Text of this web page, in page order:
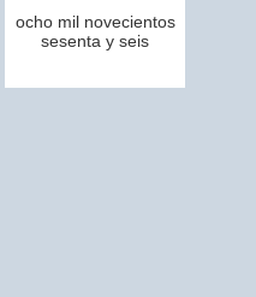
ocho mil novecientos
sesenta y seis